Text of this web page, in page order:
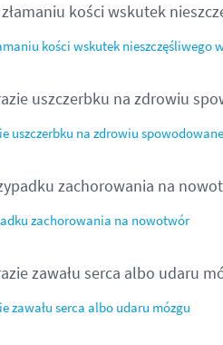
kości wskutek
kości wskutek nieszczęśliwego
uszczerbku na zdrowiu
uszczerbku na zdrowiu
zachorowania na
zachorowania na nowotwór
zawału serca albo udaru
zawału serca albo udaru mózgu